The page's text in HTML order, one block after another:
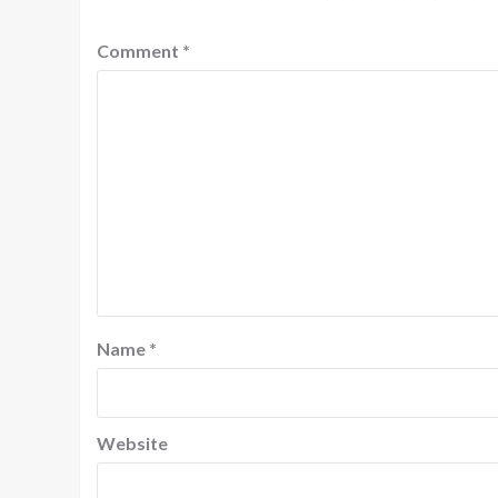
Comment *
Name *
Website